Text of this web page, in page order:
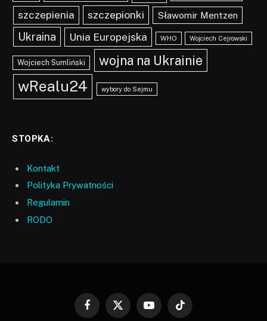
szczepienia szczepionki Sławomir Mentzen
Ukraina Unia Europejska WHO Wojciech Cejrowski
Wojciech Sumliński wojna na Ukrainie
wRealu24 wybory do Sejmu
STOPKA:
Kontakt
Polityka Prywatności
Regulamin
RODO
Facebook
X
YouTubeTikTok